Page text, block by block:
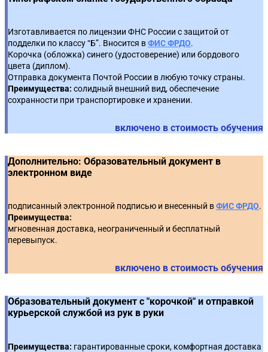
котировок
Работа с поставщиками
антимонопольной службы
5 Контрольные органы: права и полномочия
6 Ответственность - понятие и виды
Изготавливается по лицензии ФНС России с защитой от
подделки по классу “Б”. Вносится вФИС ФРДО.
Корочка (обложка) синего (удостоверение) или бордового
цвета (диплом).
Отправка документа Почтой России в любую точку страны.
Преимущества: солидный внешний вид, обеспечение
сохранности при транспортировке и хранении.
включено в стоимость обучения
Дополнительно: Образовательный документ в
электронном виде
подписанный электронной подписью и внесенный вФИС ФРДО.
Преимущества:
мгновенная доставка, неограниченный и бесплатный
перевыпуск.
включено в стоимость обучения
Образовательный документ с "корочкой" и отправкой
курьерской службой из рук в руки
Преимущества: гарантированные сроки, комфортная доставка